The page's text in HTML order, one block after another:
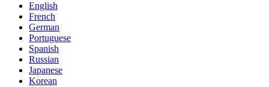
English
French
German
Portuguese
Spanish
Russian
Japanese
Korean